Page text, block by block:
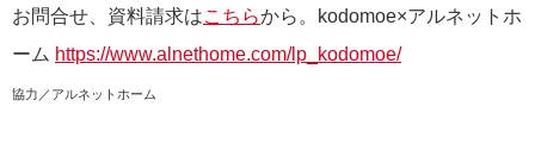
お問合せ、資料請求はこちらから。kodomoe×アルネットホ
ーム https://www.alnethome.com/lp_kodomoe/
協力／アルネットホーム